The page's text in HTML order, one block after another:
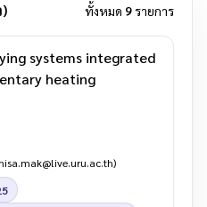
ทั้งหมด 9 รายการ
systems integrated
heating